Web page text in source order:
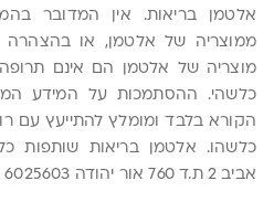
אלטמן בריאות. אין המדובר
ממוצריה של אלטמן, או בהצהרה
מוצריה של אלטמן הם אינם
כלשהי. ההסתמכות על המידע
הקורא בלבד ומומלץ להתייעץ עם
אביב 2 ת.ד 760 אור יהודה 6025603